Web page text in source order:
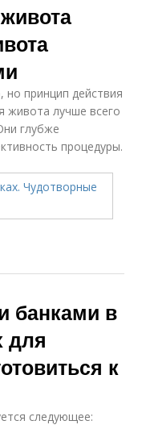
принцип действия
живота лучше всего
глубже
процедуры.
банками в
для
к
следующее: